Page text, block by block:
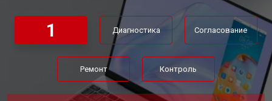
Замена жесткого диска HDD/SSD Заказать
1 Диагностика Согласование
Ремонт Контроль